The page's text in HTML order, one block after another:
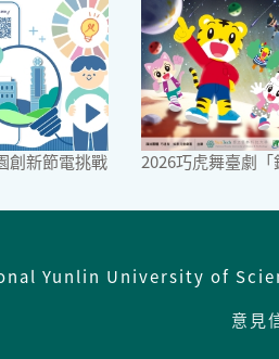
創新節電挑戰
2026巧虎舞臺劇「
Yunlin University of
意見